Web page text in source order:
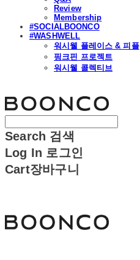
Review
Membership
#SOCIALBOONCO
#WASHWELL
워시웰 플레이스 & 피플
핑크핀 프로젝트
워시웰 콜렉티브
Search 검색
Log In 로그인
Cart장바구니